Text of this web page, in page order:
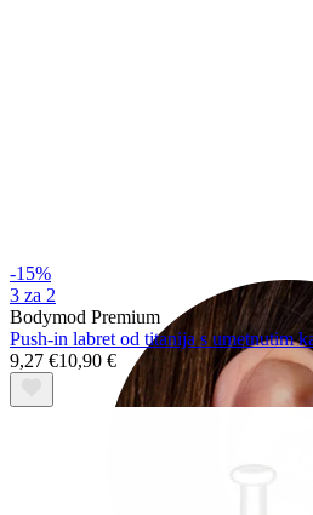
-15%
3 za 2
Bodymod Premium
Push-in labret od titanija s umetnutim
9,27 €10,90 €